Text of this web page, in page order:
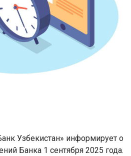
Узбекистан» информирует о
Банка 1 сентября 2025 года.